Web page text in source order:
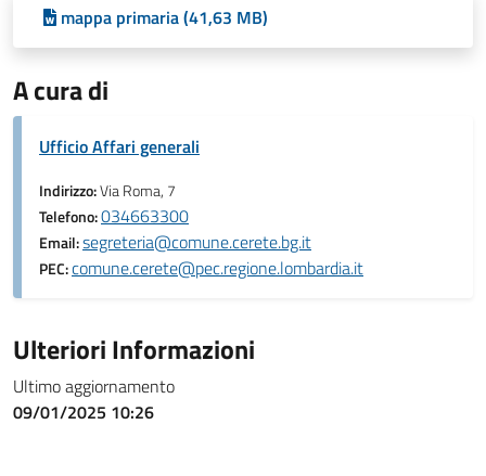
mappa primaria (41,63 MB)
A cura di
Ufficio Affari generali
Indirizzo:Via Roma, 7
Telefono:034663300
Email:segreteria@comune.cerete.bg.it
PEC:comune.cerete@pec.regione.lombardia.it
Ulteriori Informazioni
Ultimo aggiornamento
09/01/2025 10:26